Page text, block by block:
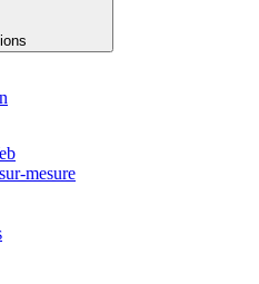
mesure